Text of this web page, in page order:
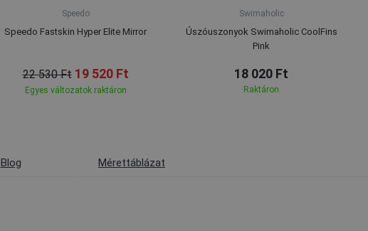
Speedo
Speedo Fastskin Hyper Elite Mirror
22 530 Ft 19 520 Ft
Egyes változatok raktáron
Swimaholic
Úszóuszonyok Swimaholic CoolFins
Pink
18 020 Ft
Raktáron
Blog Mérettáblázat